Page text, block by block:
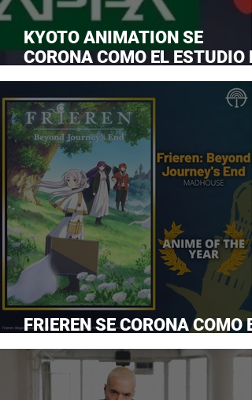
KYOTO ANIMATION SE
CORONA COMO EL ESTUDIO
ANIME FAVORITO Y LE ROBA
CORONA A MAPPA
FRIEREN SE CORONA COMO
ANIME DEL AÑO